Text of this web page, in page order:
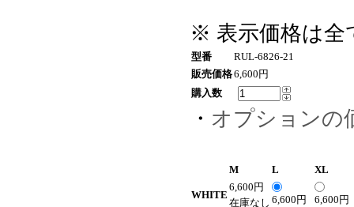
※ 表示価格は全
型番
RUL-6826-21
販売価格6,600円
購入数
・ オプションの
M L XL
WHITE
6,600円
在庫なし 6,600円 6,600円